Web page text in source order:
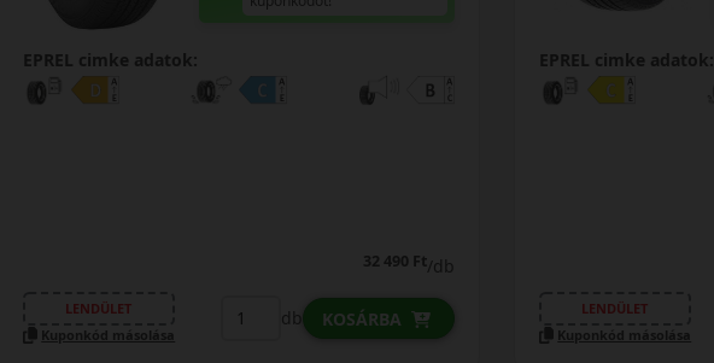
EPREL cimke adatok:
32 490 Ft/db
LENDÜLET
Kuponkód másolása
db KOSÁRBA
EPREL cimke adatok:
LENDÜLET
Kuponkód másolása